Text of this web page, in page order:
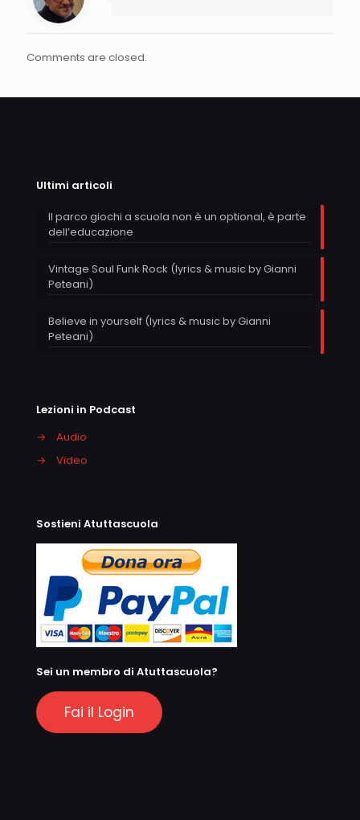
Comments are closed.
Ultimi articoli
Il parco giochi a scuola non è un optional, è parte
dell’educazione
Vintage Soul Funk Rock (lyrics & music by Gianni
Peteani)
Believe in yourself (lyrics & music by Gianni
Peteani)
Lezioni in Podcast
→
Audio
→
Video
Sostieni Atuttascuola
Sei un membro di Atuttascuola?
Fai il Login